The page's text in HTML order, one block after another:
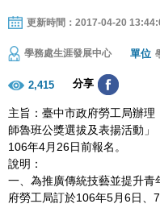
更新時間：2017-04-20
學務處生涯發展中心 單位
2,415 分享
主旨：臺中市政府勞工局辦理
師魯班公獎選拔及表揚活動
106年4月 26日前報名。
說明：
一、為推廣傳統技藝並提升
府勞工局訂於106年5月6日、 7